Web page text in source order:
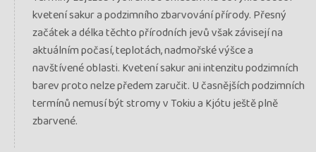
kvetení sakur a podzimního zbarvování přírody. Přesný
začátek a délka těchto přírodních jevů však závisejí na
aktuálním počasí, teplotách, nadmořské výšce a
navštívené oblasti. Kvetení sakur ani intenzitu podzimních
barev proto nelze předem zaručit. U časnějších podzimních
termínů nemusí být stromy v Tokiu a Kjótu ještě plně
zbarvené.